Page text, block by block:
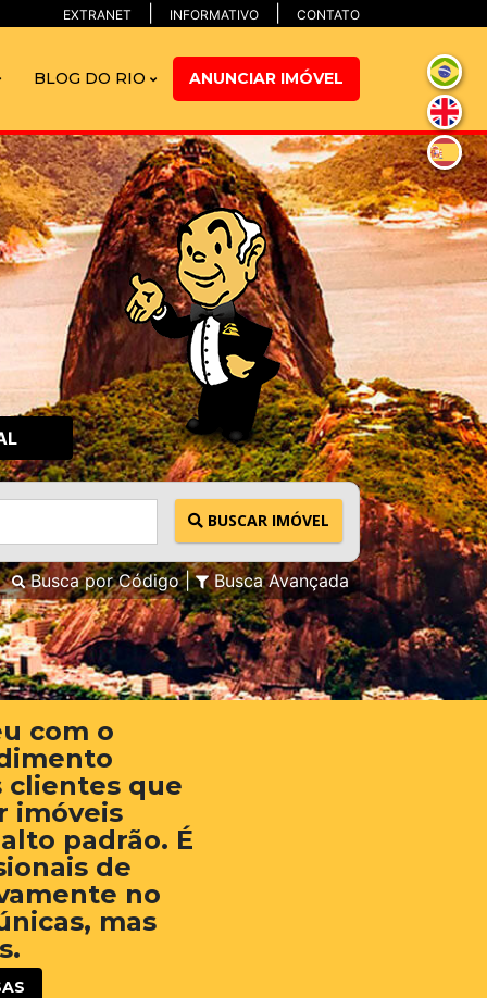
EXTRANET INFORMATIVO CONTATO
BLOG DO RIO ANUNCIAR IMÓVEL
BUSCAR IMÓVEL
Busca por Código Busca Avançada
com o
clientes que
imóveis
padrão. É
de
no
mas